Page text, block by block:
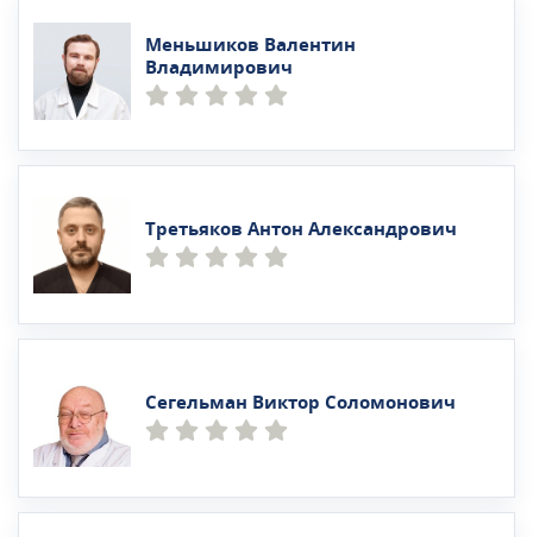
Меньшиков Валентин
Владимирович
Третьяков Антон Александрович
Сегельман Виктор Соломонович